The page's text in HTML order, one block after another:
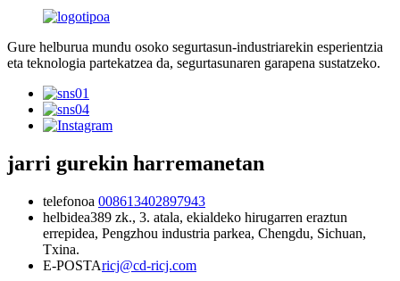
Gure helburua mundu osoko segurtasun-industriarekin esperientzia
eta teknologia partekatzea da, segurtasunaren garapena sustatzeko.
jarri gurekin harremanetan
telefonoa 008613402897943
helbidea389 zk., 3. atala, ekialdeko hirugarren eraztun
errepidea, Pengzhou industria parkea, Chengdu, Sichuan,
Txina.
E-POSTAricj@cd-ricj.com